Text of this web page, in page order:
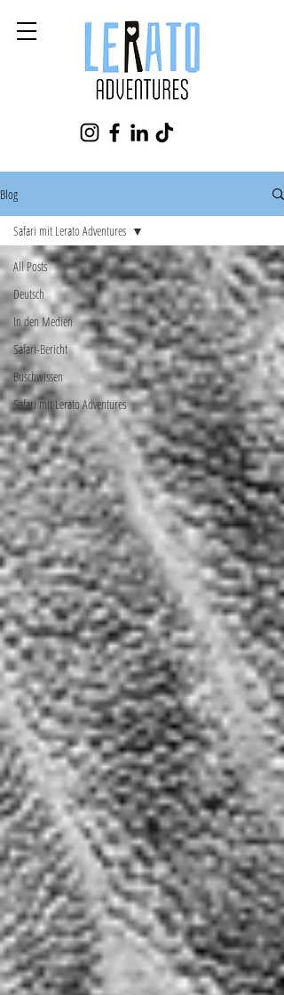
Blog
All Posts
Deutsch
In den Medien
Safari-Bericht
Buschwissen
Safari mit Lerato Adventures
Safari mit Lerato Adventures